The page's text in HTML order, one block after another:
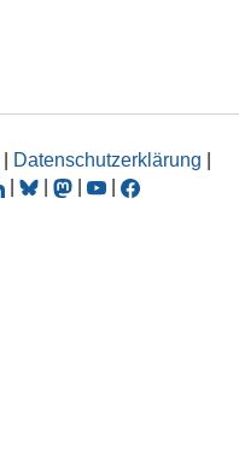
Datenschutzerklärung